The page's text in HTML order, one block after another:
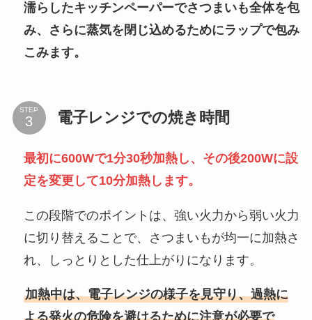
濡らしたキッチンペーパーでさつまいも全体を包
み、さらに蒸気を閉じ込めるためにラップで包み
こみます。
STEP 電子レンジでの焼き時間
最初に600Wで1分30秒加熱し、その後200Wに設
定を変更して10分加熱します。
この段階でのポイントは、強い火力から弱い火力
に切り替えることで、さつまいもが均一に加熱さ
れ、しっとりとした仕上がりになります。
加熱中は、電子レンジの様子を見守り、過熱に
よる発火の危険を避けるために注意が必要で